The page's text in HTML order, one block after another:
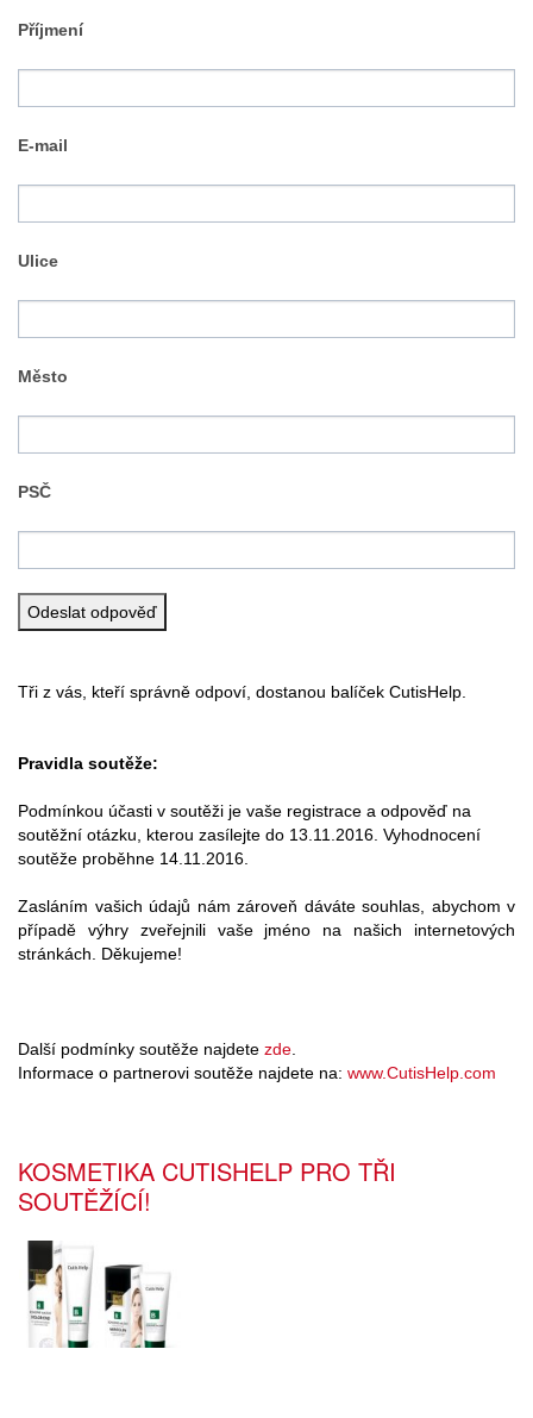
Příjmení
E-mail
Ulice
Město
PSČ
Tři z vás, kteří správně odpoví, dostanou balíček CutisHelp.
Pravidla soutěže:
Podmínkou účasti v soutěži je vaše registrace a odpověď na
soutěžní otázku, kterou zasílejte do 13.11.2016. Vyhodnocení
soutěže proběhne 14.11.2016.
Zasláním vašich údajů nám zároveň dáváte souhlas, abychom v
případě výhry zveřejnili vaše jméno na našich internetových
stránkách. Děkujeme!
Další podmínky soutěže najdete zde.
Informace o partnerovi soutěže najdete na: www.CutisHelp.com
KOSMETIKA CUTISHELP PRO TŘI
SOUTĚŽÍCÍ!